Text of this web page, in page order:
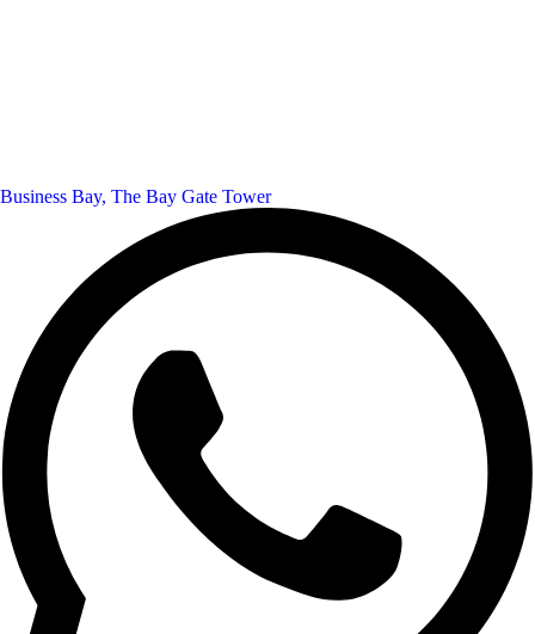
Business Bay, The Bay Gate Tower